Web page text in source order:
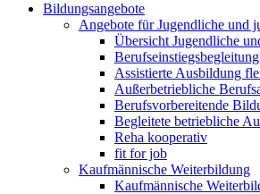
Bildungsangebote
Angebote für Jugendliche und
Übersicht Jugendliche
Assistierte Ausbildung
Außerbetriebliche
Berufsvorbereitende
Begleitete betriebliche
Reha kooperativ
fit for job
Kaufmännische Weiterbildung
Kaufmännische